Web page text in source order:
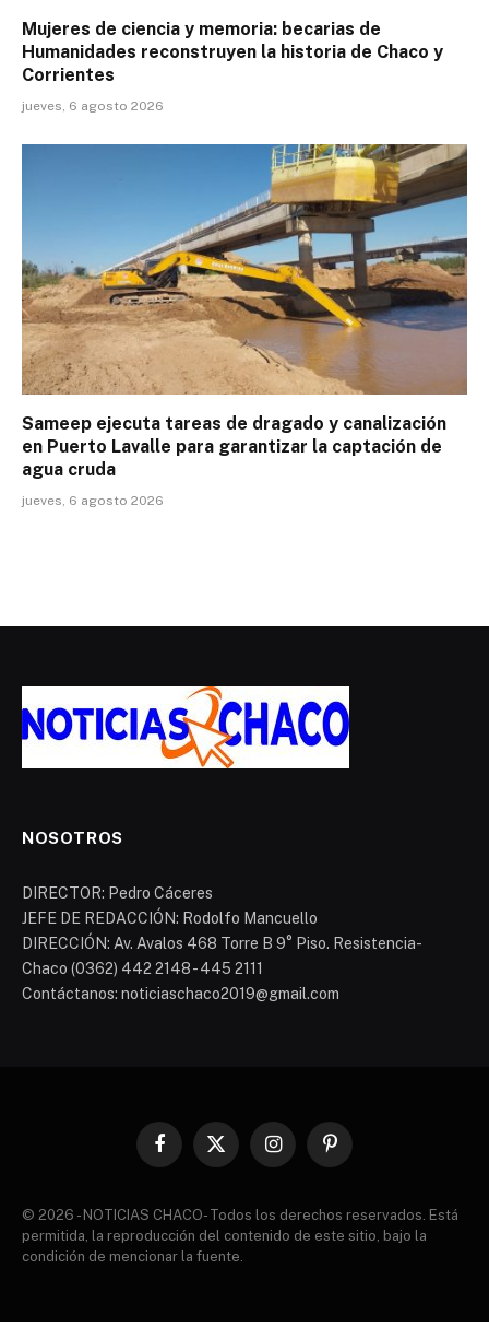
Mujeres de ciencia y memoria: becarias de
Humanidades reconstruyen la historia de Chaco y
Corrientes
jueves, 6 agosto 2026
Sameep ejecuta tareas de dragado y canalización
en Puerto Lavalle para garantizar la captación de
agua cruda
jueves, 6 agosto 2026
NOSOTROS
DIRECTOR: Pedro Cáceres
JEFE DE REDACCIÓN: Rodolfo Mancuello
DIRECCIÓN: Av. Avalos 468 Torre B 9° Piso. Resistencia-
Chaco (0362) 442 2148 - 445 2111
Contáctanos: noticiaschaco2019@gmail.com
Facebook
X
InstagramPinterest
© 2026 - NOTICIAS CHACO- Todos los derechos reservados. Está
permitida, la reproducción del contenido de este sitio, bajo la
condición de mencionar la fuente.